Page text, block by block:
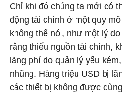
Chỉ khi đó chúng ta mới có
động tài chính ở một quy
không thể nói, như một lý
rằng thiếu nguồn tài chính,
lãng phí do quản lý yếu
nhũng. Hàng triệu USD bị
các thiết bị không được